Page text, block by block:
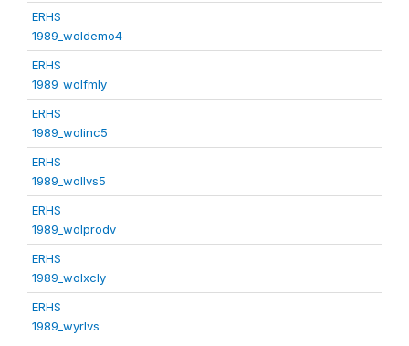
ERHS
1989_woldemo4
ERHS
1989_wolfmly
ERHS
1989_wolinc5
ERHS
1989_wollvs5
ERHS
1989_wolprodv
ERHS
1989_wolxcly
ERHS
1989_wyrlvs